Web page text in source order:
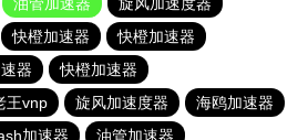
油管加速器
旋风加速度器
快橙加速器
快橙加速器
器
快橙加速器
王vnp 旋风加速度器
海鸥加速器
加速器 油管加速器